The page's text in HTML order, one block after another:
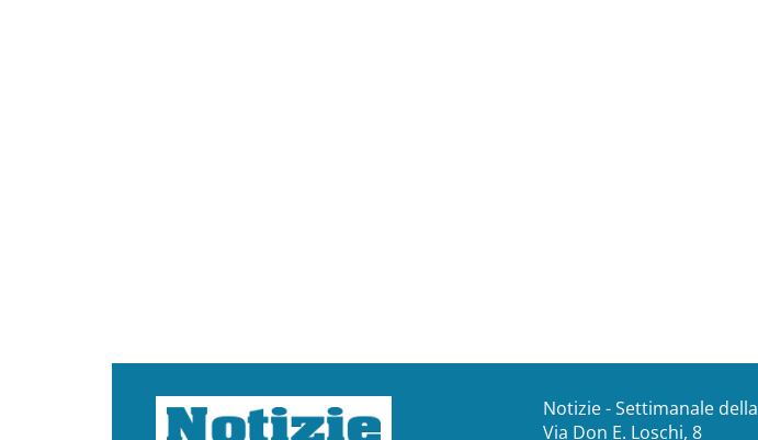
Notizie - Settimanale della
Via Don E. Loschi, 8